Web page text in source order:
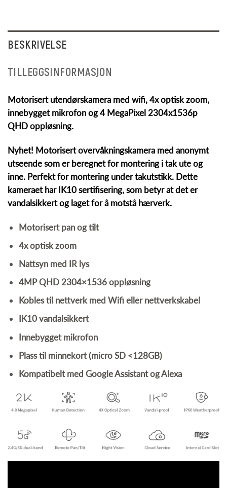
BESKRIVELSE
TILLEGGSINFORMASJON
Motorisert utendørskamera med wifi, 4x optisk zoom,
innebygget mikrofon og 4 MegaPixel 2304x1536p
QHD oppløsning.
Nyhet! Motorisert overvåkningskamera med anonymt
utseende som er beregnet for montering i tak ute og
inne. Perfekt for montering under takutstikk. Dette
kameraet har IK10 sertifisering, som betyr at det er
vandalsikkert og laget for å motstå hærverk.
Motorisert pan og tilt
4x optisk zoom
Nattsyn med IR lys
4MP QHD 2304×1536 oppløsning
Kobles til nettverk med Wifi eller nettverkskabel
IK10 vandalsikkert
Innebygget mikrofon
Plass til minnekort (micro SD <128GB)
Kompatibelt med Google Assistant og Alexa